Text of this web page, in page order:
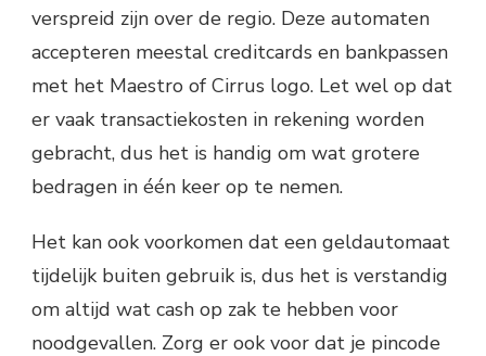
verspreid zijn over de regio. Deze automaten
accepteren meestal creditcards en bankpassen
met het Maestro of Cirrus logo. Let wel op dat
er vaak transactiekosten in rekening worden
gebracht, dus het is handig om wat grotere
bedragen in één keer op te nemen.
Het kan ook voorkomen dat een geldautomaat
tijdelijk buiten gebruik is, dus het is verstandig
om altijd wat cash op zak te hebben voor
noodgevallen. Zorg er ook voor dat je pincode